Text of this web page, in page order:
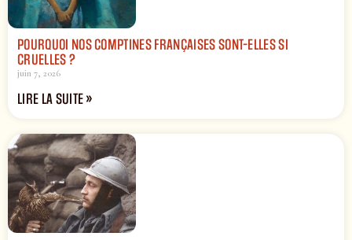
POURQUOI NOS COMPTINES FRANÇAISES SONT-ELLES SI
CRUELLES ?
juin 7, 2026
LIRE LA SUITE »